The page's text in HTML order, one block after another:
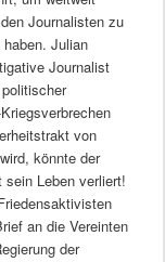
Journalisten zu
Julian
Journalist
von
könnte der
Leben verliert!
an die Vereinten
der